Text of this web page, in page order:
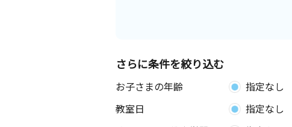
さらに条件を絞り込む
お子さまの年齢 指定なし
教室日
指定なし